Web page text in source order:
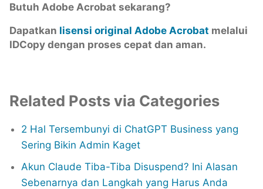
Butuh Adobe Acrobat sekarang?
Dapatkan lisensi original Adobe Acrobat melalui
IDCopy dengan proses cepat dan aman.
Related Posts via Categories
2 Hal Tersembunyi di ChatGPT Business yang
Sering Bikin Admin Kaget
Akun Claude Tiba-Tiba Disuspend? Ini Alasan
Sebenarnya dan Langkah yang Harus Anda